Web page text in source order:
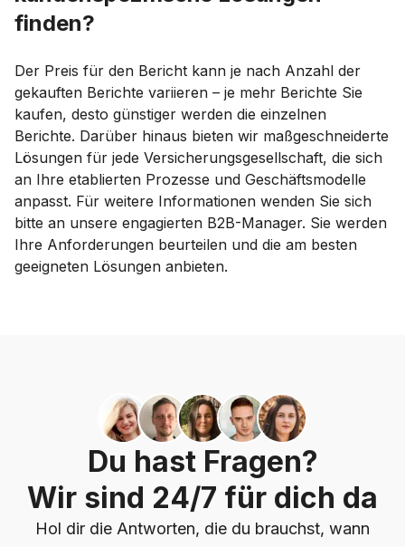
finden?
Der Preis für den Bericht kann je nach Anzahl der
gekauften Berichte variieren – je mehr Berichte Sie
kaufen, desto günstiger werden die einzelnen
Berichte. Darüber hinaus bieten wir maßgeschneiderte
Lösungen für jede Versicherungsgesellschaft, die sich
an Ihre etablierten Prozesse und Geschäftsmodelle
anpasst. Für weitere Informationen wenden Sie sich
bitte an unsere engagierten B2B-Manager. Sie werden
Ihre Anforderungen beurteilen und die am besten
geeigneten Lösungen anbieten.
Du hast Fragen?
Wir sind 24/7 für dich da
Hol dir die Antworten, die du brauchst, wann